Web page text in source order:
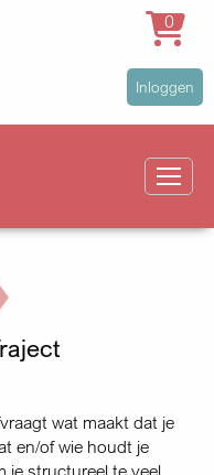
User
account
Inloggen
0
wat maakt dat je
en/of wie houdt je
je structureel te veel